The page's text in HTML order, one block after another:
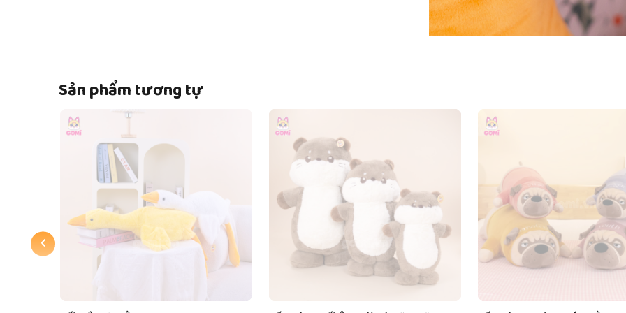
Sản phẩm tương tự
‹